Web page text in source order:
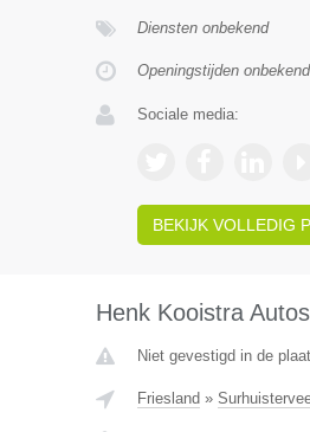
Diensten onbekend
Openingstijden onbekend
Sociale media:
BEKIJK VOLLEDIG
Henk Kooistra
Niet gevestigd in de
Friesland »